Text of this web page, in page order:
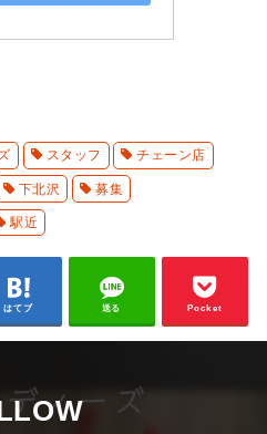
スタッフ チェーン店
下北沢 募集
駅近
はてブ 送る Pocket